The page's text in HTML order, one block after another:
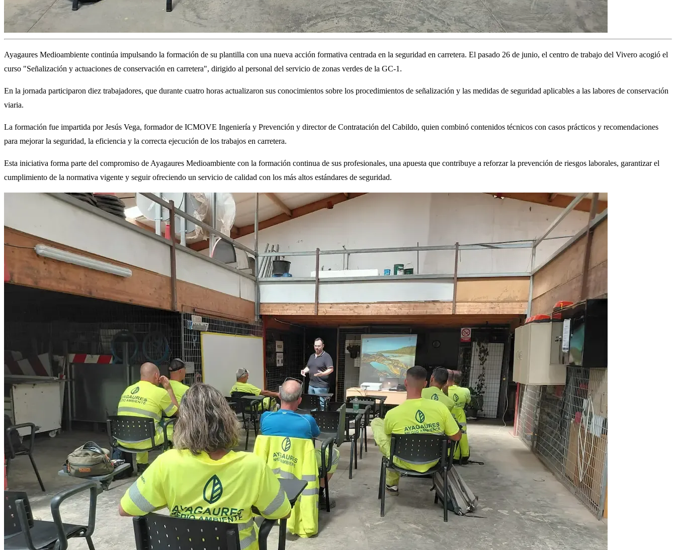
Ayagaures Medioambiente continúa impulsando la formación de su plantilla con una nueva acción formativa centrada en la seguridad en carretera. El pasado 26 de junio, el centro de trabajo del Vivero acogió el
curso "Señalización y actuaciones de conservación en carretera", dirigido al personal del servicio de zonas verdes de la GC-1.
En la jornada participaron diez trabajadores, que durante cuatro horas actualizaron sus conocimientos sobre los procedimientos de señalización y las medidas de seguridad aplicables a las labores de conservación
viaria.
La formación fue impartida por Jesús Vega, formador de ICMOVE Ingeniería y Prevención y director de Contratación del Cabildo, quien combinó contenidos técnicos con casos prácticos y recomendaciones
para mejorar la seguridad, la eficiencia y la correcta ejecución de los trabajos en carretera.
Esta iniciativa forma parte del compromiso de Ayagaures Medioambiente con la formación continua de sus profesionales, una apuesta que contribuye a reforzar la prevención de riesgos laborales, garantizar el
cumplimiento de la normativa vigente y seguir ofreciendo un servicio de calidad con los más altos estándares de seguridad.